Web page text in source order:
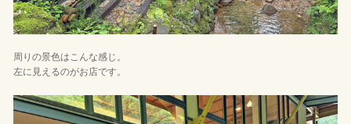
周りの景色はこんな感じ。
左に見えるのがお店です。